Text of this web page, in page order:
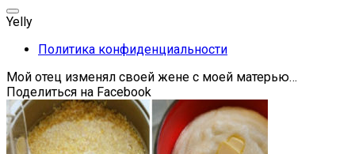
Yelly
Политика конфиденциальности
Мой отец изменял своей жене с моей матерью…
Поделиться на Facebook